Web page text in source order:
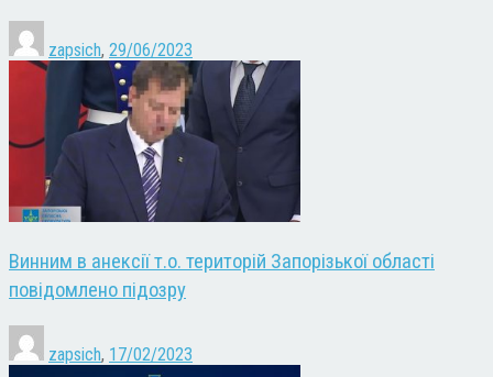
zapsich, 29/06/2023
Винним в анексії т.о. територій Запорізької області
повідомлено підозру
zapsich, 17/02/2023